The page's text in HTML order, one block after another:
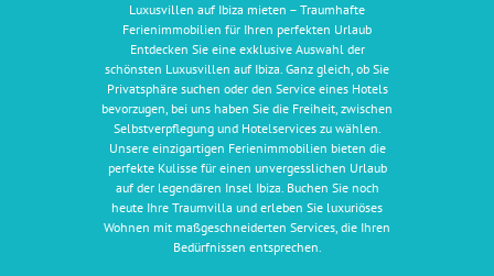
Luxusvillen auf Ibiza mieten – Traumhafte
Ferienimmobilien für Ihren perfekten Urlaub
Entdecken Sie eine exklusive Auswahl der
schönsten Luxusvillen auf Ibiza. Ganz gleich, ob Sie
Privatsphäre suchen oder den Service eines Hotels
bevorzugen, bei uns haben Sie die Freiheit, zwischen
Selbstverpflegung und Hotelservices zu wählen.
Unsere einzigartigen Ferienimmobilien bieten die
perfekte Kulisse für einen unvergesslichen Urlaub
auf der legendären Insel Ibiza. Buchen Sie noch
heute Ihre Traumvilla und erleben Sie luxuriöses
Wohnen mit maßgeschneiderten Services, die Ihren
Bedürfnissen entsprechen.